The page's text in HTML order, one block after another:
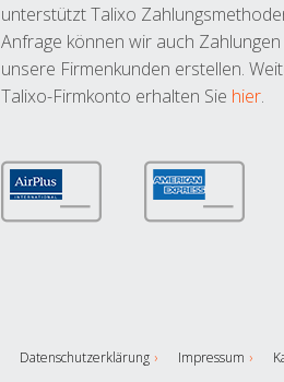
unterstützt Talixo
Anfrage können wir auch
unsere Firmenkunden erstellen.
Talixo-Firmkonto erhalten Sie hier.
Datenschutzerklärung Impressum